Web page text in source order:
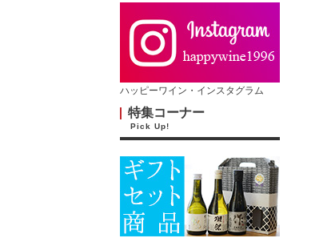
ハッピーワイン・インスタグラム
特集コーナー
Pick Up!